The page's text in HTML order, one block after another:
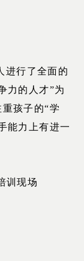
进行了全面的
力的人才”为
孩子的“学
能力上有进一